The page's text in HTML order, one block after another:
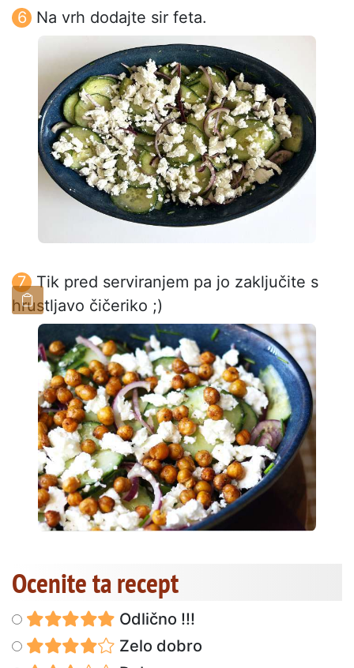
Na vrh dodajte sir feta.
Tik pred serviranjem pa jo zaključite s
hrustljavo čičeriko ;)
Ocenite ta recept
Odlično !!!
Zelo dobro